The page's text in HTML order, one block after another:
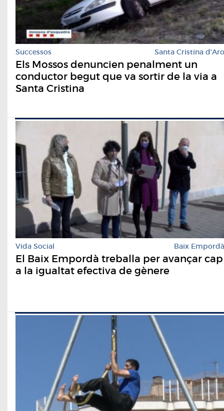
Successos Santa Cristina d'Aro
Els Mossos denuncien penalment un
conductor begut que va sortir de la via a
Santa Cristina
Vida Social Baix Empordà
El Baix Empordà treballa per avançar cap
a la igualtat efectiva de gènere